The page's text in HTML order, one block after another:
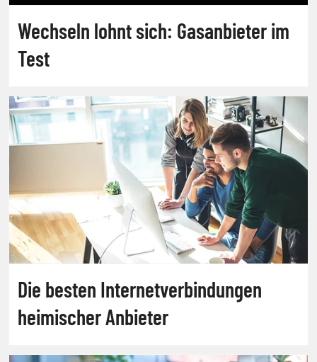
Wechseln lohnt sich: Gasanbieter im
Test
Die besten Internetverbindungen
heimischer Anbieter